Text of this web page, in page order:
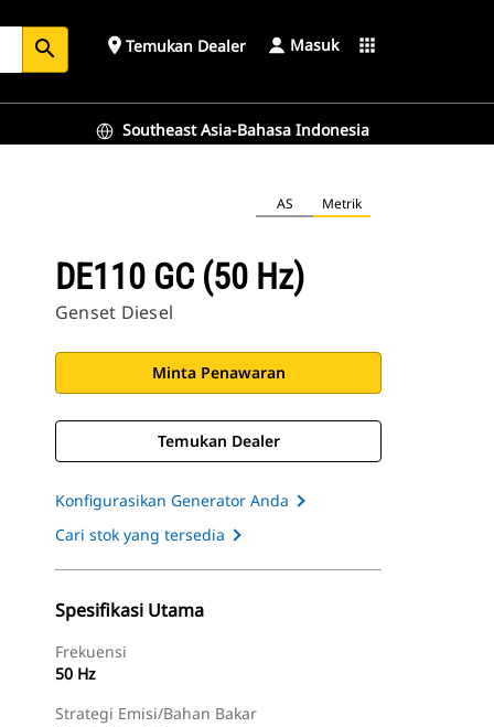
search place Temukan Dealer Masuk apps
Southeast Asia-Bahasa Indonesia
AS Metrik
DE110 GC (50 Hz)
Genset Diesel
Minta Penawaran
Temukan Dealer
Konfigurasikan Generator Anda
Cari stok yang tersedia
Spesifikasi Utama
Frekuensi
50 Hz
Strategi Emisi/Bahan Bakar